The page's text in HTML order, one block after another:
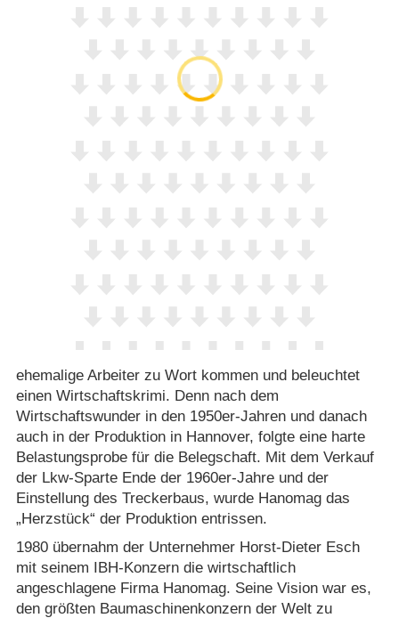
ehemalige Arbeiter zu Wort kommen und beleuchtet
einen Wirtschaftskrimi. Denn nach dem
Wirtschaftswunder in den 1950er-Jahren und danach
auch in der Produktion in Hannover, folgte eine harte
Belastungsprobe für die Belegschaft. Mit dem Verkauf
der Lkw-Sparte Ende der 1960er-Jahre und der
Einstellung des Treckerbaus, wurde Hanomag das
„Herzstück“ der Produktion entrissen.
1980 übernahm der Unternehmer Horst-Dieter Esch
mit seinem IBH-Konzern die wirtschaftlich
angeschlagene Firma Hanomag. Seine Vision war es,
den größten Baumaschinenkonzern der Welt zu